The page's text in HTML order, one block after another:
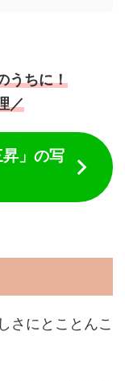
うちに！
／
」の写
さにとことんこ